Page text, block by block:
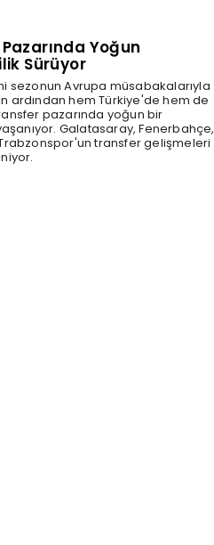
Yoğun
Sürüyor
sezonun Avrupa müsabakalarıyla
ardından hem Türkiye'de hem de
pazarında yoğun bir
Galatasaray, Fenerbahçe,
transfer gelişmeleri